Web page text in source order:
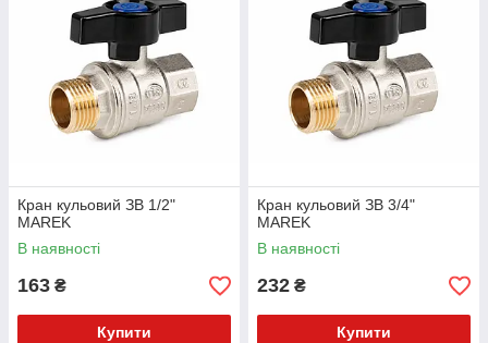
Кран кульовий ЗВ 1/2"
MAREK
В наявності
163 ₴
Купити
Кран кульовий ЗВ 3/4"
MAREK
В наявності
232 ₴
Купити